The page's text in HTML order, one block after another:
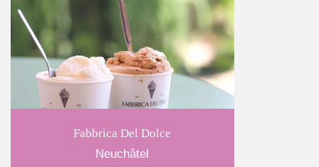
Fabbrica Del Dolce
Neuchâtel